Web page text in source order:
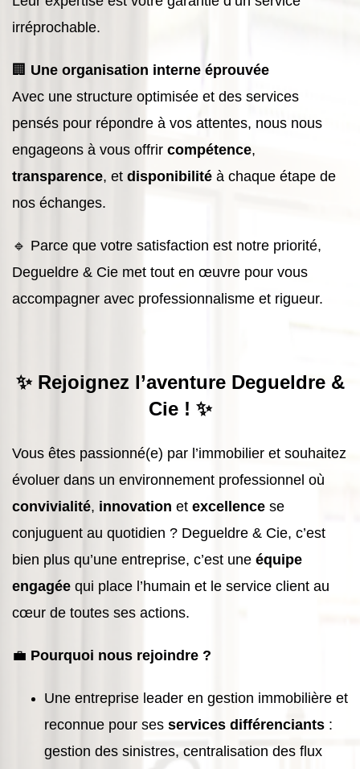
irréprochable.
🏢 Une organisation interne éprouvée
Avec une structure optimisée et des services
pensés pour répondre à vos attentes, nous nous
engageons à vous offrir compétence,
transparence, et disponibilité à chaque étape de
nos échanges.
🔹 Parce que votre satisfaction est notre priorité,
Degueldre & Cie met tout en œuvre pour vous
accompagner avec professionnalisme et rigueur.
✨ Rejoignez l’aventure Degueldre &
Cie ! ✨
Vous êtes passionné(e) par l’immobilier et souhaitez
évoluer dans un environnement professionnel où
convivialité, innovation et excellence se
conjuguent au quotidien ? Degueldre & Cie, c’est
bien plus qu’une entreprise, c’est une équipe
engagée qui place l’humain et le service client au
cœur de toutes ses actions.
💼 Pourquoi nous rejoindre ?
Une entreprise leader en gestion immobilière et
reconnue pour ses services différenciants :
gestion des sinistres, centralisation des flux